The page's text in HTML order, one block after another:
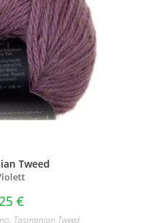
Tweed
€
, Tasmanian Tweed